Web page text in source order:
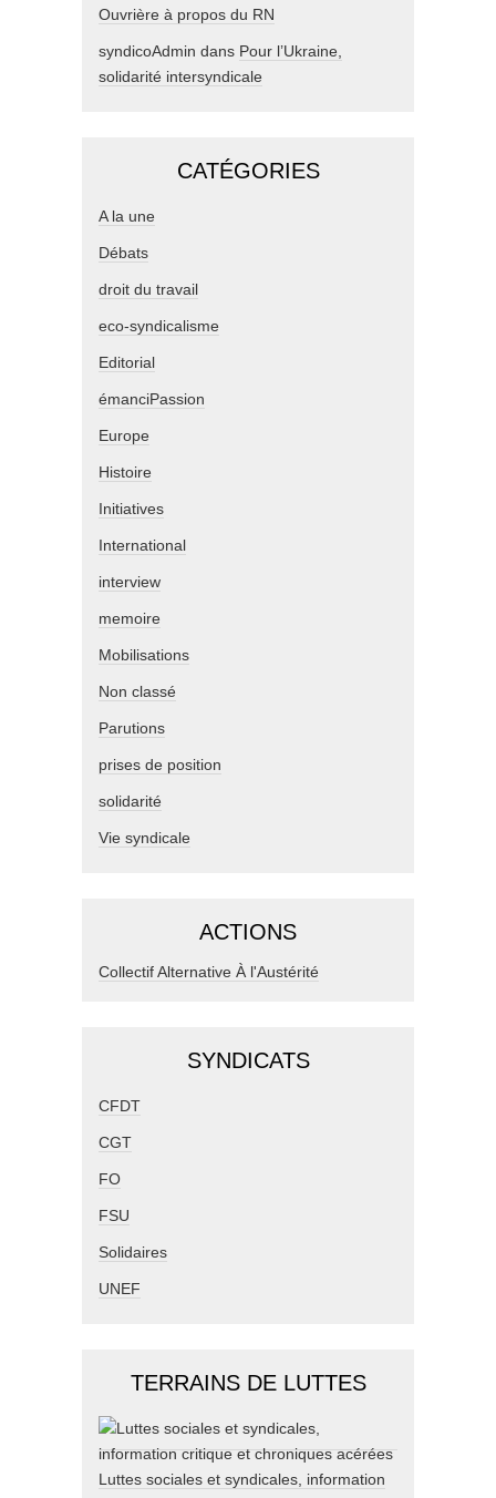
Ouvrière à propos du RN
syndicoAdmin dans Pour l’Ukraine,
solidarité intersyndicale
CATÉGORIES
A la une
Débats
droit du travail
eco-syndicalisme
Editorial
émanciPassion
Europe
Histoire
Initiatives
International
interview
memoire
Mobilisations
Non classé
Parutions
prises de position
solidarité
Vie syndicale
ACTIONS
Collectif Alternative À l'Austérité
SYNDICATS
CFDT
CGT
FO
FSU
Solidaires
UNEF
TERRAINS DE LUTTES
Luttes sociales et syndicales, information